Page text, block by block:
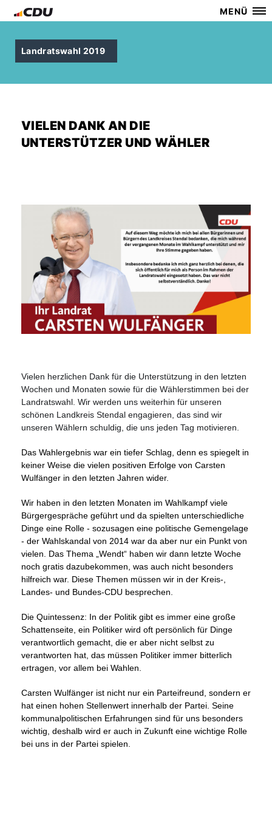
MENÜ
Landratswahl 2019
VIELEN DANK AN DIE
UNTERSTÜTZER UND WÄHLER
Vielen herzlichen Dank für die Unterstützung in den letzten
Wochen und Monaten sowie für die Wählerstimmen bei der
Landratswahl. Wir werden uns weiterhin für unseren
schönen Landkreis Stendal engagieren, das sind wir
unseren Wählern schuldig, die uns jeden Tag motivieren.
Das Wahlergebnis war ein tiefer Schlag, denn es spiegelt in
keiner Weise die vielen positiven Erfolge von Carsten
Wulfänger in den letzten Jahren wider.
Wir haben in den letzten Monaten im Wahlkampf viele
Bürgergespräche geführt und da spielten unterschiedliche
Dinge eine Rolle - sozusagen eine politische Gemengelage
- der Wahlskandal von 2014 war da aber nur ein Punkt von
vielen. Das Thema „Wendt“ haben wir dann letzte Woche
noch gratis dazubekommen, was auch nicht besonders
hilfreich war. Diese Themen müssen wir in der Kreis-,
Landes- und Bundes-CDU besprechen.
Die Quintessenz: In der Politik gibt es immer eine große
Schattenseite, ein Politiker wird oft persönlich für Dinge
verantwortlich gemacht, die er aber nicht selbst zu
verantworten hat, das müssen Politiker immer bitterlich
ertragen, vor allem bei Wahlen.
Carsten Wulfänger ist nicht nur ein Parteifreund, sondern er
hat einen hohen Stellenwert innerhalb der Partei. Seine
kommunalpolitischen Erfahrungen sind für uns besonders
wichtig, deshalb wird er auch in Zukunft eine wichtige Rolle
bei uns in der Partei spielen.